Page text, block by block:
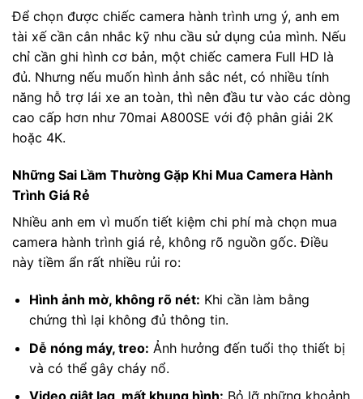
Để chọn được chiếc camera hành trình ưng ý, anh em
tài xế cần cân nhắc kỹ nhu cầu sử dụng của mình. Nếu
chỉ cần ghi hình cơ bản, một chiếc camera Full HD là
đủ. Nhưng nếu muốn hình ảnh sắc nét, có nhiều tính
năng hỗ trợ lái xe an toàn, thì nên đầu tư vào các dòng
cao cấp hơn như 70mai A800SE với độ phân giải 2K
hoặc 4K.
Những Sai Lầm Thường Gặp Khi Mua Camera Hành
Trình Giá Rẻ
Nhiều anh em vì muốn tiết kiệm chi phí mà chọn mua
camera hành trình giá rẻ, không rõ nguồn gốc. Điều
này tiềm ẩn rất nhiều rủi ro:
Hình ảnh mờ, không rõ nét: Khi cần làm bằng
chứng thì lại không đủ thông tin.
Dễ nóng máy, treo: Ảnh hưởng đến tuổi thọ thiết bị
và có thể gây cháy nổ.